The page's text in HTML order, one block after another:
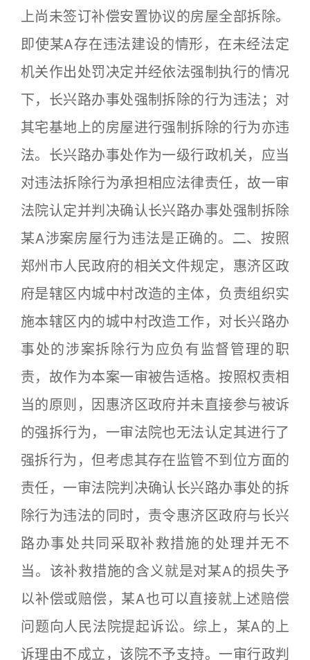
上尚未签订补偿安置协议的房屋全部拆除。
即使某A存在违法建设的情形，在未经法定
机关作出处罚决定并经依法强制执行的情况
下，长兴路办事处强制拆除的行为违法；对
其宅基地上的房屋进行强制拆除的行为亦违
法。长兴路办事处作为一级行政机关，应当
对违法拆除行为承担相应法律责任，故一审
法院认定并判决确认长兴路办事处强制拆除
某A涉案房屋行为违法是正确的。二、按照
郑州市人民政府的相关文件规定，惠济区政
府是辖区内城中村改造的主体，负责组织实
施本辖区内的城中村改造工作，对长兴路办
事处的涉案拆除行为应负有监督管理的职
责，故作为本案一审被告适格。按照权责相
当的原则，因惠济区政府并未直接参与被诉
的强拆行为，一审法院也无法认定其进行了
强拆行为，但考虑其存在监管不到位方面的
责任，一审法院判决确认长兴路办事处的拆
除行为违法的同时，责令惠济区政府与长兴
路办事处共同采取补救措施的处理并无不
当。该补救措施的含义就是对某A的损失予
以补偿或赔偿，某A也可以直接就上述赔偿
问题向人民法院提起诉讼。综上，某A的上
诉理由不成立，该院不予支持。一审行政判